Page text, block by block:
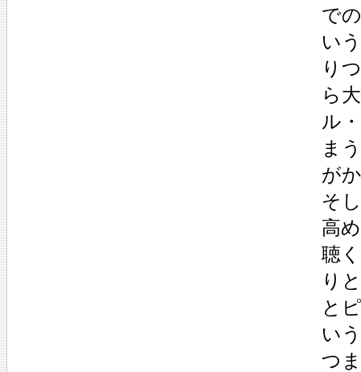
で
い
り
ら
ル
ま
が
そ
高
聴
り
と
い
つ